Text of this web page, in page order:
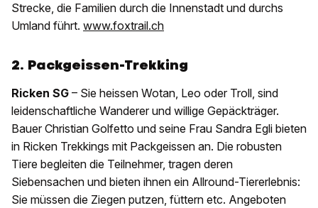
Strecke, die Familien durch die Innenstadt und durchs
Umland führt. www.foxtrail.ch
2. Packgeissen-Trekking
Ricken SG – Sie heissen Wotan, Leo oder Troll, sind
leidenschaftliche Wanderer und willige Gepäckträger.
Bauer Christian Golfetto und seine Frau Sandra Egli bieten
in Ricken Trekkings mit Packgeissen an. Die robusten
Tiere begleiten die Teilnehmer, tragen deren
Siebensachen und bieten ihnen ein Allround-Tiererlebnis:
Sie müssen die Ziegen putzen, füttern etc. Angeboten